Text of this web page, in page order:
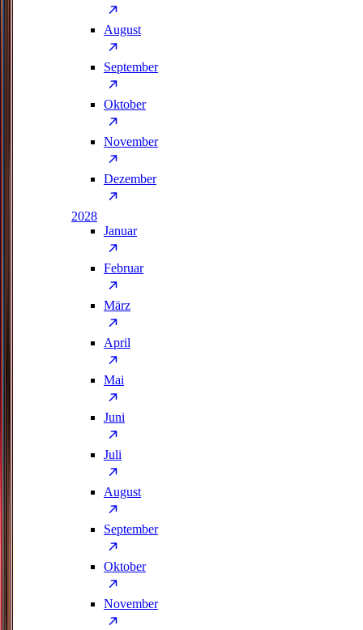
August
September
Oktober
November
Dezember
2028
Januar
Februar
März
April
Mai
Juni
Juli
August
September
Oktober
November